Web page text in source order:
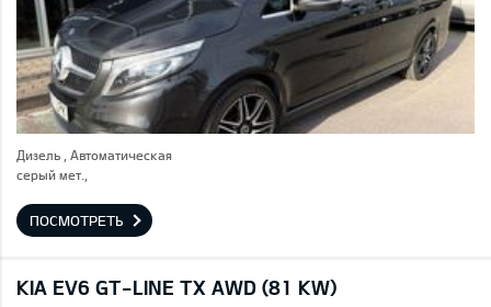
Дизель , Автоматическая
серый мет.,
ПОСМОТРЕТЬ
KIA EV6 GT-LINE TX AWD (81 KW)